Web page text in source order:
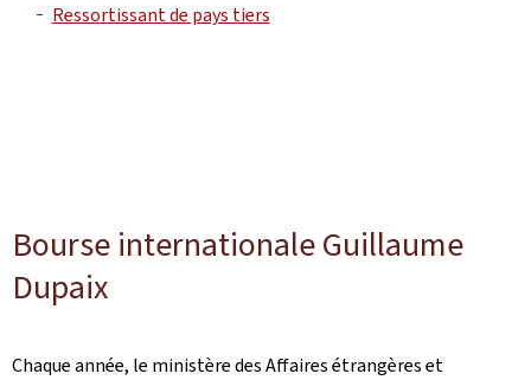
Ressortissant de pays tiers
Bourse internationale Guillaume
Dupaix
Chaque année, le ministère des Affaires étrangères et